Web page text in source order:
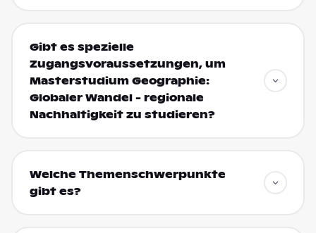
Gibt es spezielle
Zugangsvoraussetzungen, um
Masterstudium Geographie:
Globaler Wandel - regionale
Nachhaltigkeit zu studieren?
Welche Themenschwerpunkte
gibt es?